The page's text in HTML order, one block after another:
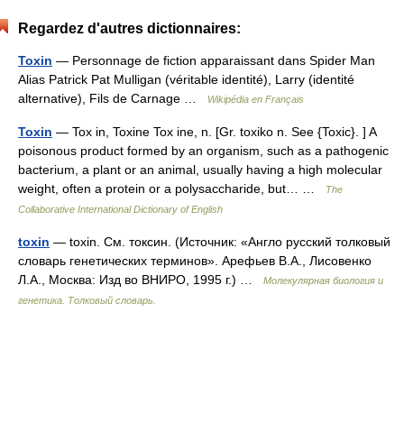
Regardez d'autres dictionnaires:
Toxin — Personnage de fiction apparaissant dans Spider Man
Alias Patrick Pat Mulligan (véritable identité), Larry (identité
alternative), Fils de Carnage …
Wikipédia en Français
Toxin — Tox in, Toxine Tox ine, n. [Gr. toxiko n. See {Toxic}. ] A
poisonous product formed by an organism, such as a pathogenic
bacterium, a plant or an animal, usually having a high molecular
weight, often a protein or a polysaccharide, but… …
The
Collaborative International Dictionary of English
toxin — toxin. См. токсин. (Источник: «Англо русский толковый
словарь генетических терминов». Арефьев В.А., Лисовенко
Л.А., Москва: Изд во ВНИРО, 1995 г.) …
Молекулярная биология и
генетика. Толковый словарь.